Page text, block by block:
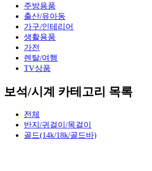
주방용품
출산/유아동
가구/인테리어
생활용품
가전
렌탈/여행
TV상품
보석/시계 카테고리 목록
전체
반지/귀걸이/목걸이
골드(14k/18k/골드바)